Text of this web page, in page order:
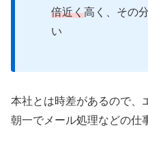
倍近く高く、その
い
本社とは時差があるので、
朝一でメール処理などの仕